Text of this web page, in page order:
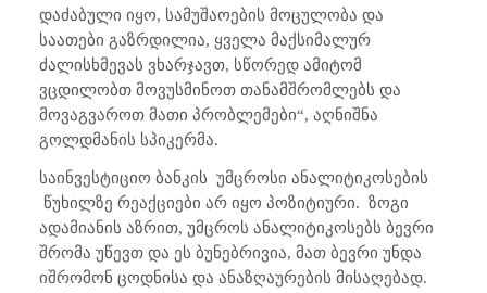
დაძაბული იყო, სამუშაოების მოცულობა და
საათები გაზრდილია, ყველა მაქსიმალურ
ძალისხმევას ვხარჯავთ, სწორედ ამიტომ
ვცდილობთ მოვუსმინოთ თანამშრომლებს და
მოვაგვაროთ მათი პრობლემები“, აღნიშნა
გოლდმანის სპიკერმა.
საინვესტიციო ბანკის უმცროსი ანალიტიკოსების
წუხილზე რეაქციები არ იყო პოზიტიური. ზოგი
ადამიანის აზრით, უმცროს ანალიტიკოსებს ბევრი
შრომა უწევთ და ეს ბუნებრივია, მათ ბევრი უნდა
იშრომონ ცოდნისა და ანაზღაურების მისაღებად.